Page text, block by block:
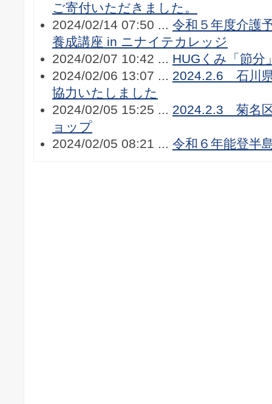
ご寄付いただきました。
2024/02/14 07:50 ... 令和５年度介護
養成講座 in ニナイテカレッジ
2024/02/07 10:42 ... HUGくみ「節分
2024/02/06 13:07 ... 2024.2.6 石川
協力いたしました
2024/02/05 15:25 ... 2024.2.3 菊名
ョップ
2024/02/05 08:21 ... 令和６年能登半